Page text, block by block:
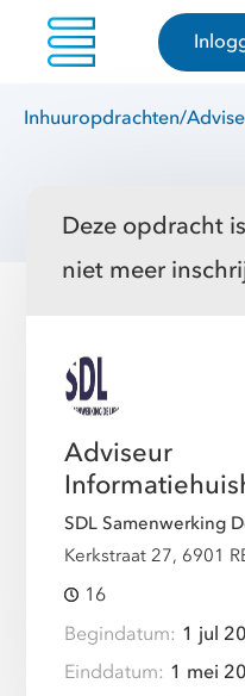
Inhuuropdrachten/
Deze opdracht
niet meer
Adviseur
SDL Samenwerking
Kerkstraat 27, 6901
16
Begindatum: 1 jul
Einddatum: 1 mei